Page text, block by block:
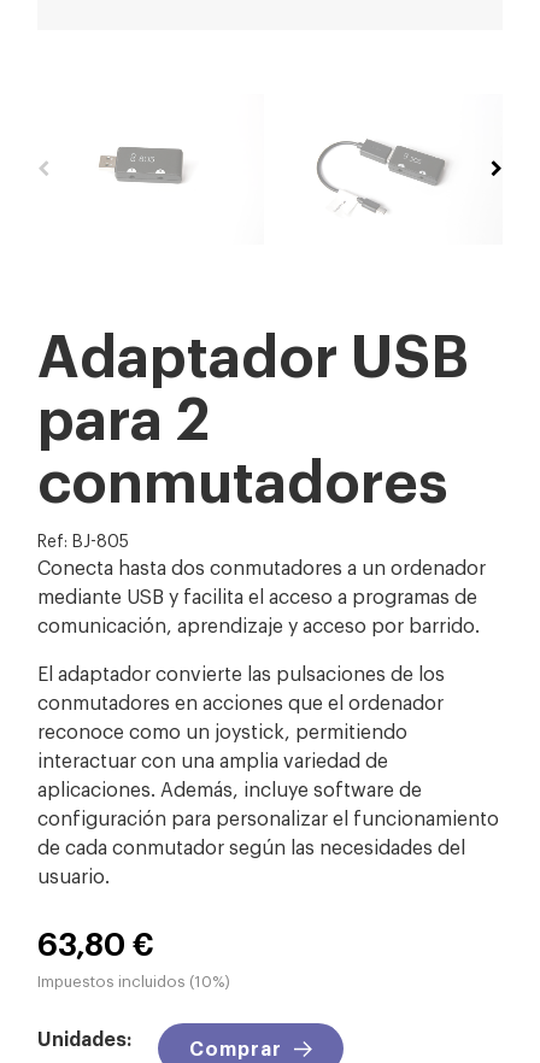
Adaptador USB
para 2
conmutadores
Ref: BJ-805
Conecta hasta dos conmutadores a un ordenador
mediante USB y facilita el acceso a programas de
comunicación, aprendizaje y acceso por barrido.
El adaptador convierte las pulsaciones de los
conmutadores en acciones que el ordenador
reconoce como un joystick, permitiendo
interactuar con una amplia variedad de
aplicaciones. Además, incluye software de
configuración para personalizar el funcionamiento
de cada conmutador según las necesidades del
usuario.
63,80 €
Impuestos incluidos (10%)
Unidades: Comprar